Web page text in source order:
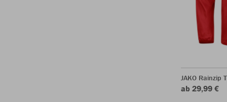
JAKO Rainzip
ab 29,99 €